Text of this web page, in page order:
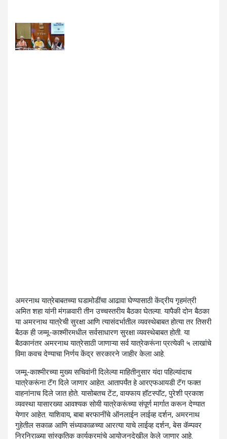
अमरनाथ यात्रेबाबतच्या घडामोडींचा आढावा घेण्यासाठी केंद्रीय गृहमंत्री
अमित शहा यांनी मंगळवारी तीन उच्चस्तरीय बैठका घेतल्या. यापैकी दोन बैठका
या अमरनाथ यात्रेची सुरक्षा आणि त्यासंदर्भातील व्यवस्थेबाबत होत्या तर तिसरी
बैठक ही जम्मू-काश्मीरमधील सर्वसाधारण सुरक्षा व्यवस्थेबाबत होती. या
बैठकानंतर अमरनाथ यात्रेसाठी जाणाऱ्या सर्व यात्रेकरूंना प्रत्येकी ५ लाखांचे
विमा कवच देण्याचा निर्णय केंद्र सरकारने जाहीर केला आहे.
जम्मू-काश्मीरच्या मुख्य सचिवांनी दिलेल्या माहितीनुसार यंदा पहिल्यांदाच
यात्रेकरूंना टॅग दिले जाणार आहेत. आतापर्यंत हे आरएफआयडी टॅग फक्त
वाहनांनाच दिले जात होते. यासोबतच टेंट, वायफाय हॉटस्पॉट, पुरेशी प्रकाश
व्यवस्था यासारख्या आवश्यक सोयी यात्रेकरूंच्या संपूर्ण मार्गात करून देण्यात
येणार आहेत. याशिवाय, बाबा बरफानींचे ऑनलाईन लाईव्ह दर्शन, अमरनाथ
गुहेतील सकाळ आणि संध्याकाळच्या आरत्या याचे लाईव्ह दर्शन, बेस कॅम्पवर
निरनिराळ्या सांस्कृतिक कार्यक्रमांचे आयोजनदेखील केले जाणार आहे.